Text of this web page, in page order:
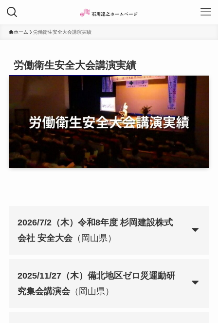
ホーム 労働衛生安全大会講演実績
労働衛生安全大会講演実績
2026/7/2（木）令和8年度 杉岡建設株式
会社 安全大会（岡山県）
2025/11/27（木）備北地区ゼロ災運動研
究集会講演会（岡山県）